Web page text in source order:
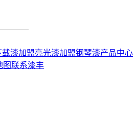
载漆加盟亮光漆加盟钢琴漆产品中心
图联系漆丰